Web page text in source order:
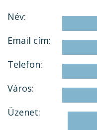
Név:
Email cím:
Telefon:
Város:
Üzenet: